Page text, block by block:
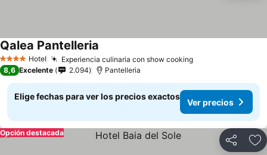
4 EstrellasHotel Experiencia culinaria con show cookingVer precios
Qalea Pantelleria
8,6 Excelente 2.094 Pantelleria
Elige fechas para ver los precios exactos
Ver precios
Compartir
Opción destacada